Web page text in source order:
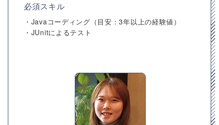
必須スキル
・Javaコーディング（目安：3年以上の経験値）
・JUnitによるテスト